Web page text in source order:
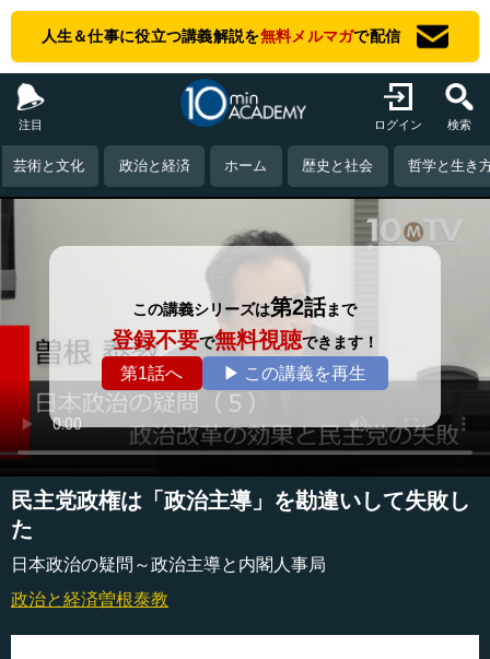
人生＆仕事に役立つ講義解説を無料メルマガで配信
注目 ログイン 検索
芸術と文化 政治と経済 ホーム 歴史と社会 哲学と生き
この講義シリーズは第2話まで
登録不要で無料視聴できます！
第1話へ ▶ この講義を再生
民主党政権は「政治主導」を勘違いして失敗し
た
日本政治の疑問～政治主導と内閣人事局
政治と経済曽根泰教